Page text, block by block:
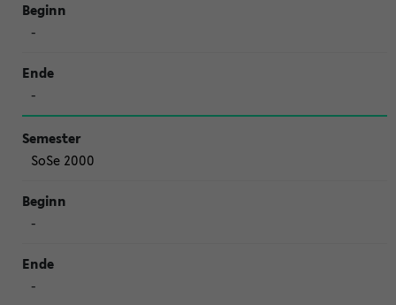
-
-
SoSe 2000
-
-